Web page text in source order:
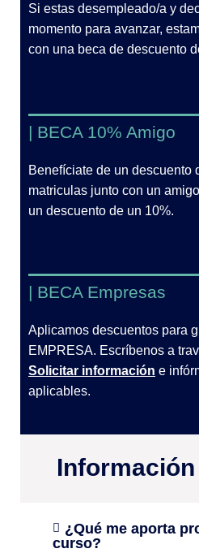
Si estas desempleado/a y
momento para avanzar,
con una beca de descuento
| BECA 10% Amigo
Benefíciate de un descuento
matriculas junto con un
un descuento de un 10%.
| BECA Empresas
Aplicamos descuentos para
EMPRESA. Escríbenos a
Solicitar información e
aplicables.
¿Qué me aporta
curso?